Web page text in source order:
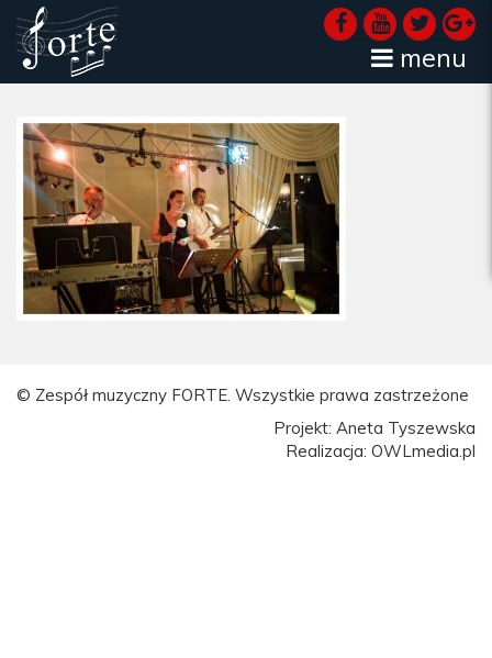
menu
© Zespół muzyczny FORTE. Wszystkie prawa zastrzeżone
Projekt: Aneta Tyszewska
Realizacja: OWLmedia.pl